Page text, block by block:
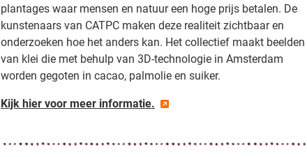
plantages waar mensen en natuur een hoge prijs betalen. De
kunstenaars van CATPC maken deze realiteit zichtbaar en
onderzoeken hoe het anders kan. Het collectief maakt beelden
van klei die met behulp van 3D-technologie in Amsterdam
worden gegoten in cacao, palmolie en suiker.
Kijk hier voor meer informatie.